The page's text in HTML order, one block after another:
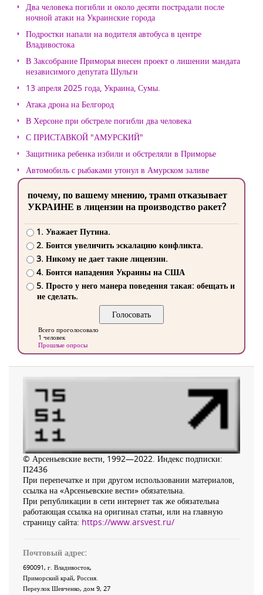
Два человека погибли и около десяти пострадали после
ночной атаки на Украинские города
Подростки напали на водителя автобуса в центре
Владивостока
В Заксобрание Приморья внесен проект о лишении мандата
независимого депутата Шульги
13 апреля 2025 года, Украина, Сумы.
Атака дрона на Белгород
В Херсоне при обстреле погибли два человека
С ПРИСТАВКОЙ "АМУРСКИЙ"
Защитника ребенка избили и обстреляли в Приморье
Автомобиль с рыбаками утонул в Амурском заливе
почему, по вашему мнению, трамп отказывает
УКРАИНЕ в лицензии на производство ракет?
1. Уважает Путина.
2. Боится увеличить эскалацию конфликта.
3. Никому не дает такие лицензии.
4. Боится нападения Украины на США
5. Просто у него манера поведения такая: обещать и
не сделать.
Всего проголосовало
1 человек
Прошлые опросы
© Арсеньевские вести, 1992—2022. Индекс подписки:
П2436
При перепечатке и при другом использовании материалов,
ссылка на «Арсеньевские вести» обязательна.
При републикации в сети интернет так же обязательна
работающая ссылка на оригинал статьи, или на главную
страницу сайта: https://www.arsvest.ru/
Почтовый адрес:
690091, г. Владивосток,
Приморский край, Россия
Переулок Шевченко, дом 9, 27